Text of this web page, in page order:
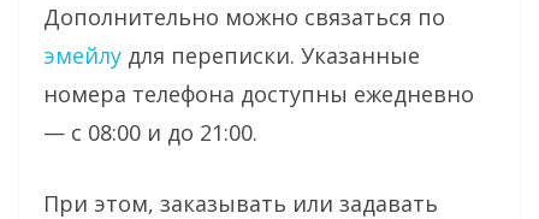
Дополнительно можно связаться по
эмейлу для переписки. Указанные
номера телефона доступны ежедневно
— с 08:00 и до 21:00.
При этом, заказывать или задавать